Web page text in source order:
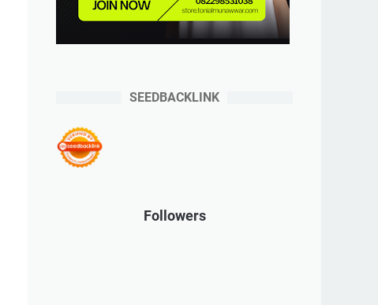
SEEDBACKLINK
Followers